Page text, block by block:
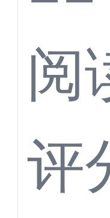
客
阅
评